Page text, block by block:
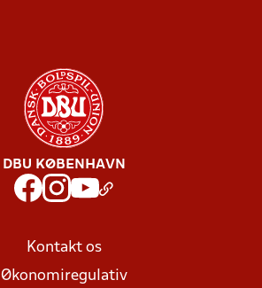
DBU KØBENHAVN
Kontakt os
Økonomiregulativ